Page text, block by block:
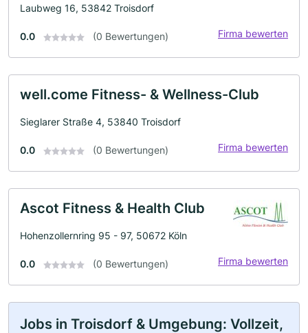
Laubweg 16, 53842 Troisdorf
0.0 (0 Bewertungen) Firma bewerten
well.come Fitness- & Wellness-Club
Sieglarer Straße 4, 53840 Troisdorf
0.0 (0 Bewertungen) Firma bewerten
Ascot Fitness & Health Club
Hohenzollernring 95 - 97, 50672 Köln
0.0 (0 Bewertungen) Firma bewerten
Jobs in Troisdorf & Umgebung: Vollzeit,